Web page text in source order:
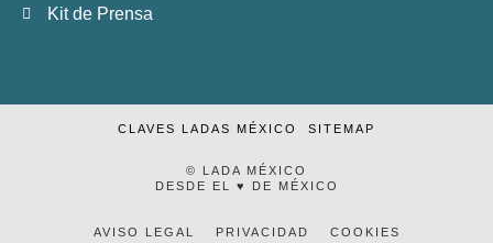
Kit de Prensa
AVISO LEGAL PRIVACIDAD COOKIES
© LADA MÉXICO
DESDE EL ♥ DE MÉXICO
CLAVES LADAS MÉXICO SITEMAP